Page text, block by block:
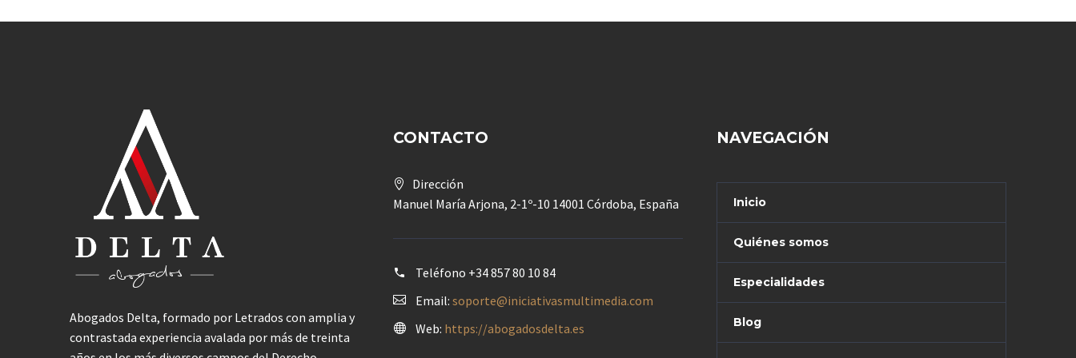
Abogados Delta, formado por Letrados con amplia y
contrastada experiencia avalada por más de treinta
CONTACTO
Dirección
Manuel María Arjona, 2-1º-10 14001 Córdoba, España
Teléfono +34 857 80 10 84
Email: soporte@iniciativasmultimedia.com
Web: https://abogadosdelta.es
NAVEGACIÓN
Inicio
Quiénes somos
Especialidades
Blog